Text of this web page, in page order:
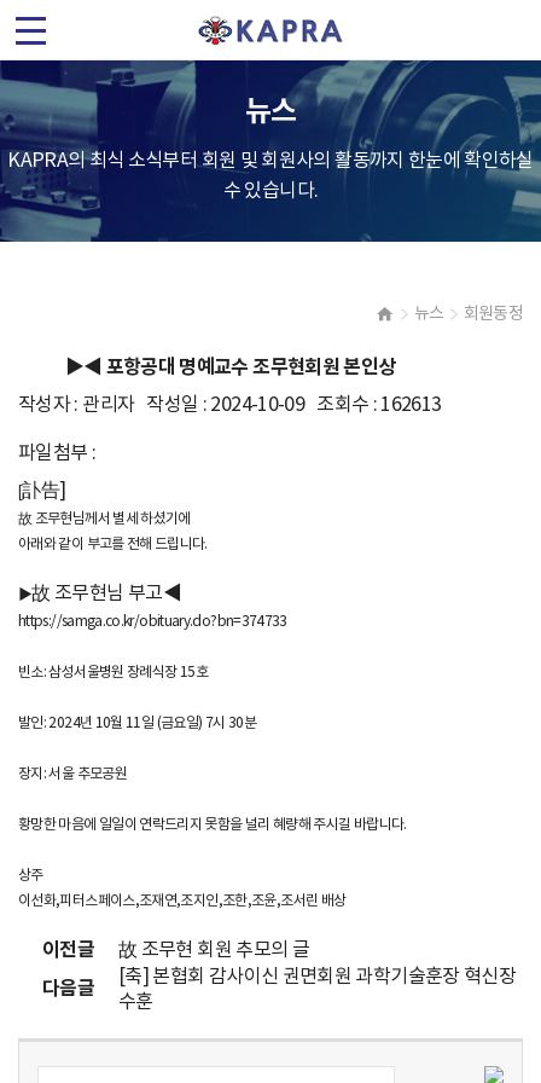
(
사
)
한
국
속
기
즈
협
[
K
o
뉴스
KAPRA의 최식 소식부터 회원 및 회원사의 활동까지 한눈에 확인하실
수 있습니다.
뉴스 회원동정
▶◀ 포항공대 명예교수 조무현회원 본인상
작성자 : 관리자 작성일 : 2024-10-09 조회수 : 162613
파일첨부 :
[訃告]
故 조무현님께서 별세 하셨기에
아래와 같이 부고를 전해 드립니다.
▶故 조무현님 부고◀
https://samga.co.kr/obituary.do?bn=374733
빈소:삼성서울병원 장례식장15호
발인: 2024년 10월 11일 (금요일) 7시 30분
장지 :서울 추모공원
황망한 마음에 일일이 연락드리지 못함을 널리 혜량해 주시길 바랍니다.
상주
이선화,피터스페이스,조재연,조지인,조한,조윤,조서린 배상
이전글 故 조무현 회원 추모의 글
다음글
[축] 본협회 감사이신 권면회원 과학기술훈장 혁신장
수훈